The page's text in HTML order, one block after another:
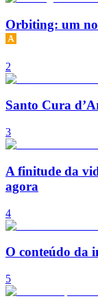
Orbiting: um
2
Santo Cura
3
A finitude da
agora
4
O conteúdo da
5